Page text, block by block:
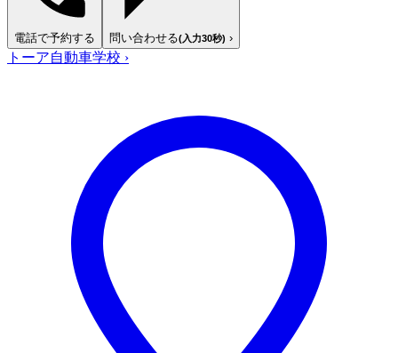
電話で予約する 問い合わせる(入力30秒) ›
トーア自動車学校 ›